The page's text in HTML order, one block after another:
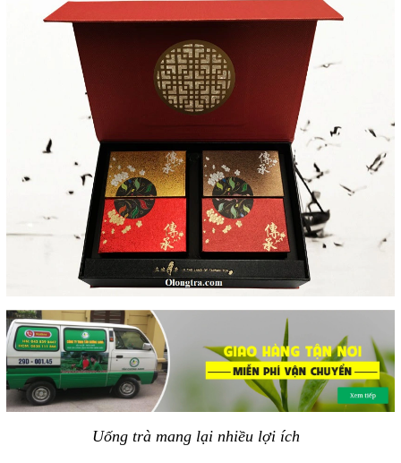
Uống trà mang lại nhiều lợi ích